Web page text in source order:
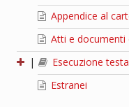
Appendice al
Atti e documenti
|
Esecuzione
Estranei